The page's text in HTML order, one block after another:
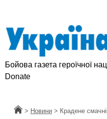
Бойова газета героїчної
Donate
Головна
> Новини > Крадене